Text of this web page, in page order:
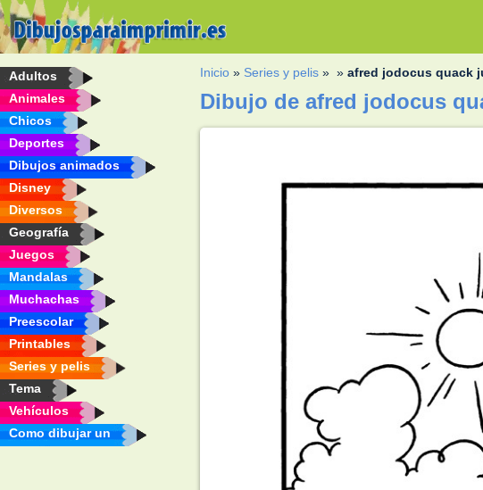
Adultos
Animales
Chicos
Deportes
Dibujos animados
Disney
Diversos
Geografía
Juegos
Mandalas
Muchachas
Preescolar
Printables
Series y pelis
Tema
Vehículos
Como dibujar un
Inicio » Series y pelis » »afred jodocus quack
Dibujo de afred jodocus